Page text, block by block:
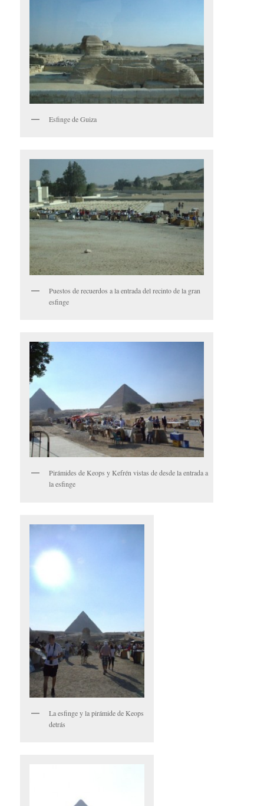
Esfinge de Guiza
Puestos de recuerdos a la entrada del recinto de la gran
esfinge
Pirámides de Keops y Kefrén vistas de desde la entrada a
la esfinge
La esfinge y la pirámide de Keops
detrás